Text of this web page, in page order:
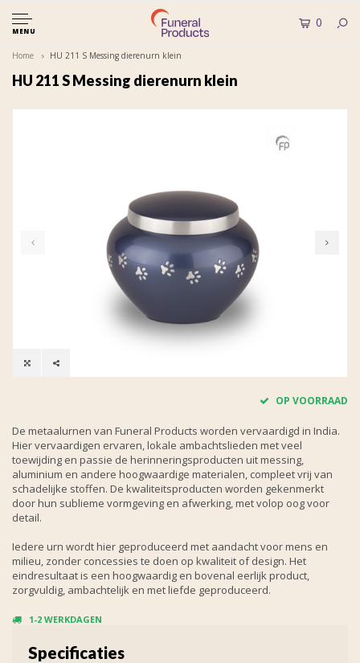
MENU
0
Home HU 211 S Messing dierenurn klein
HU 211 S Messing dierenurn klein
OP VOORRAAD
De metaalurnen van Funeral Products worden vervaardigd in India.
Hier vervaardigen ervaren, lokale ambachtslieden met veel
toewijding en passie de herinneringsproducten uit messing,
aluminium en andere hoogwaardige materialen, compleet vrij van
schadelijke stoffen. De kwaliteitsproducten worden gekenmerkt
door hun sublieme vormgeving en afwerking, met volop oog voor
detail.
Iedere urn wordt hier geproduceerd met aandacht voor mens en
milieu, zonder concessies te doen op kwaliteit of design. Het
eindresultaat is een hoogwaardig en bovenal eerlijk product,
zorgvuldig, ambachtelijk en met liefde geproduceerd.
1-2 WERKDAGEN
Specificaties